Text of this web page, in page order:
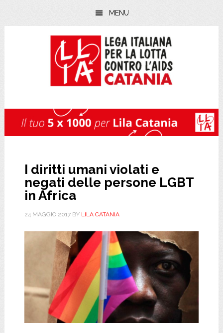
MENU
I diritti umani violati e
negati delle persone LGBT
in Africa
24 MAGGIO 2017BY LILA CATANIA